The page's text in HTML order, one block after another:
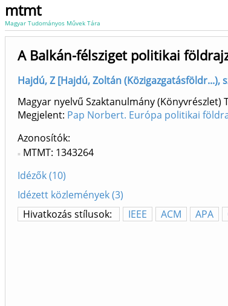
mtmt
Magyar Tudományos Művek Tára
A Balkán-félsziget politikai
Hajdú, Z [Hajdú, Zoltán (Közigazgatásföldr...),
Magyar nyelvű Szaktanulmány (Könyvrészlet)
Megjelent: Pap Norbert. Európa politikai
Azonosítók
MTMT: 1343264
Idézők (10)
Idézett közlemények (3)
Hivatkozás stílusok:
IEEE ACM APA